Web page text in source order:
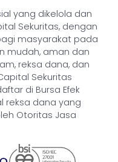
yang dikelola dan
Sekuritas, dengan
masyarakat pada
mudah, aman dan
reksa dana, dan
Sekuritas
di Bursa Efek
reksa dana yang
Otoritas Jasa